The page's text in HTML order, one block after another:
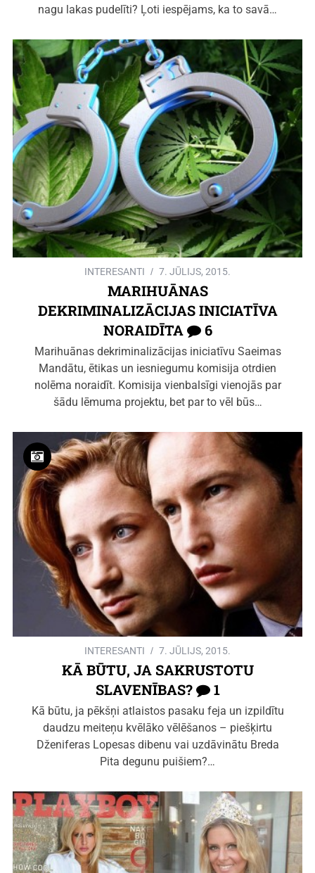
nagu lakas pudelīti? Ļoti iespējams, ka to savā…
INTERESANTI 7. JŪLIJS, 2015.
MARIHUĀNAS
DEKRIMINALIZĀCIJAS INICIATĪVA
NORAIDĪTA
6
Marihuānas dekriminalizācijas iniciatīvu Saeimas
Mandātu, ētikas un iesniegumu komisija otrdien
nolēma noraidīt. Komisija vienbalsīgi vienojās par
šādu lēmuma projektu, bet par to vēl būs…
INTERESANTI 7. JŪLIJS, 2015.
KĀ BŪTU, JA SAKRUSTOTU
SLAVENĪBAS?
1
Kā būtu, ja pēkšņi atlaistos pasaku feja un izpildītu
daudzu meiteņu kvēlāko vēlēšanos – piešķirtu
Dženiferas Lopesas dibenu vai uzdāvinātu Breda
Pita degunu puišiem?…